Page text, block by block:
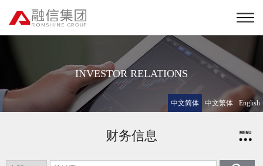
INVESTOR RELATIONS
中文简体 中文繁体 English
财务信息